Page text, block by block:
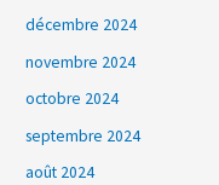
décembre 2024
novembre 2024
octobre 2024
septembre 2024
août 2024